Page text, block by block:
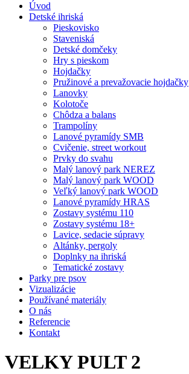
Úvod
Detské ihriská
Pieskovisko
Staveniská
Detské domčeky
Hry s pieskom
Hojdačky
Pružinové a prevažovacie hojdačky
Lanovky
Kolotoče
Chôdza a balans
Trampolíny
Lanové pyramídy SMB
Cvičenie, street workout
Prvky do svahu
Malý lanový park NEREZ
Malý lanový park WOOD
Veľký lanový park WOOD
Lanové pyramídy HRAS
Zostavy systému 110
Zostavy systému 18+
Lavice, sedacie súpravy
Altánky, pergoly
Doplnky na ihriská
Tematické zostavy
Parky pre psov
Vizualizácie
Používané materiály
O nás
Referencie
Kontakt
VELKY PULT 2